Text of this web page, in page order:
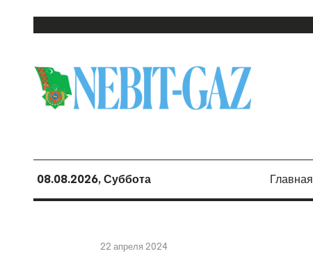
08.08.2026, Суббота Главная
22 апреля 2024